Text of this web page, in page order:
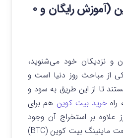
استخراج بیت کوین (آموزش رایگان و ۰
و نزدیکان خود می‌شنوید،
از مباحث روز دنیا است و
تا از این طریق به سود و
راه خرید بیت کوین هم برای
علاوه بر استخراج آن وجود
دارد ولی نوپا بودن صنعت ماینینگ بیت کوین (BTC)